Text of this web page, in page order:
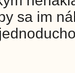
sa im